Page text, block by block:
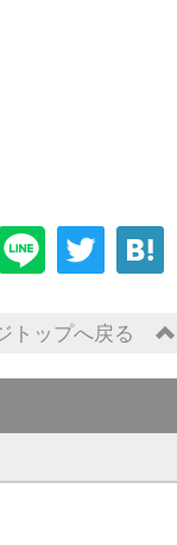
トップへ戻る